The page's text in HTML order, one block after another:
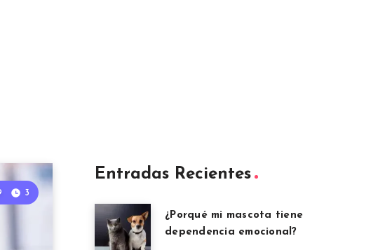
3
Entradas Recientes
¿Porqué mi mascota tiene
dependencia emocional?